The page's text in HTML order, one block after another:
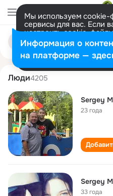
Мы используем cookie-
сервисы для вас. Если
настроить cookie-
представитель.
Разрешить все
Поиск
людям
sergey
Люди4205
Sergey
23 года
Sergey
33 года
Информация о
на платформе —